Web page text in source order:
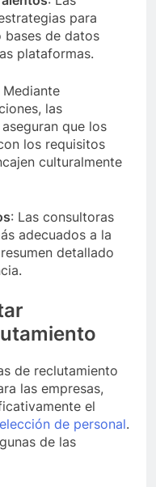
para
bases de datos
plataformas.
Mediante
las
que los
los requisitos
culturalmente
: Las consultoras
adecuados a la
detallado
de reclutamiento
las empresas,
el
de personal.
de las